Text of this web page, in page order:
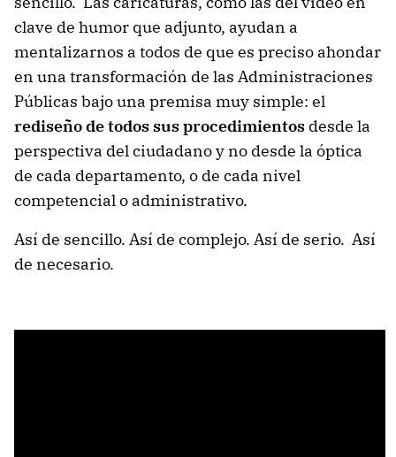
clave de humor que adjunto, ayudan a
mentalizarnos a todos de que es preciso ahondar
en una transformación de las Administraciones
Públicas bajo una premisa muy simple: el
rediseño de todos sus procedimientos desde la
perspectiva del ciudadano y no desde la óptica
de cada departamento, o de cada nivel
competencial o administrativo.
Así de sencillo. Así de complejo. Así de serio. Así
de necesario.